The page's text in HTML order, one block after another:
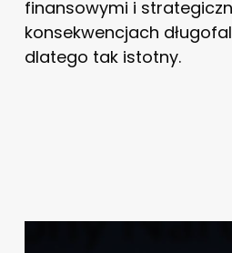
finansowymi i
konsekwencjach
dlatego tak istotny.